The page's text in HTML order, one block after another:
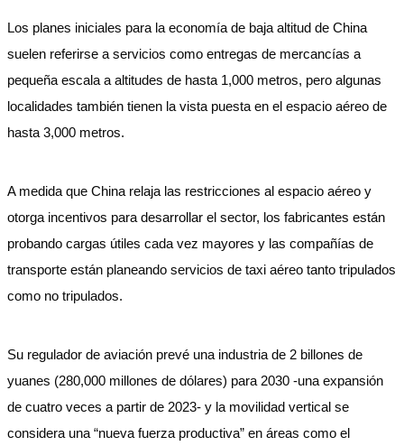
Los planes iniciales para la economía de baja altitud de China
suelen referirse a servicios como entregas de mercancías a
pequeña escala a altitudes de hasta 1,000 metros, pero algunas
localidades también tienen la vista puesta en el espacio aéreo de
hasta 3,000 metros.
A medida que China relaja las restricciones al espacio aéreo y
otorga incentivos para desarrollar el sector, los fabricantes están
probando cargas útiles cada vez mayores y las compañías de
transporte están planeando servicios de taxi aéreo tanto tripulados
como no tripulados.
Su regulador de aviación prevé una industria de 2 billones de
yuanes (280,000 millones de dólares) para 2030 -una expansión
de cuatro veces a partir de 2023- y la movilidad vertical se
considera una “nueva fuerza productiva” en áreas como el